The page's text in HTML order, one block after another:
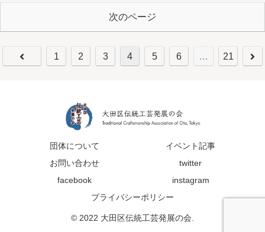
次のページ
1 2 3 4 5 6 … 21
団体について
イベント記事
お問い合わせ
twitter
facebook
instagram
プライバシーポリシー
© 2022 大田区伝統工芸発展の会.